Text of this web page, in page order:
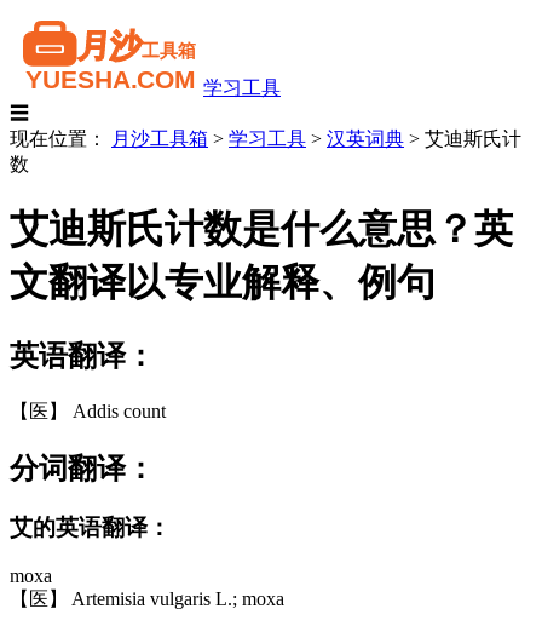
学习工具
☰
现在位置：
月沙工具箱 > 学习工具 > 汉英词典 > 艾迪斯氏计
数
艾迪斯氏计数是什么意思？英
文翻译以专业解释、例句
英语翻译：
【医】 Addis count
分词翻译：
艾的英语翻译：
moxa
【医】 Artemisia vulgaris L.; moxa